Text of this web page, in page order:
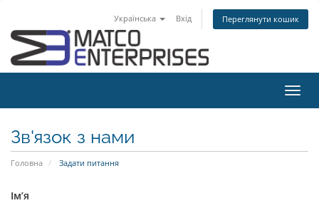
Українська Вхід Переглянути кошик
Зв'язок з нами
Головна Задати питання
Ім’я